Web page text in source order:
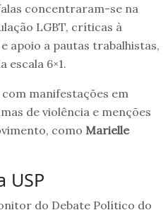
concentraram-se na
LGBT, críticas à
apoio a pautas trabalhistas,
escala 6×1.
manifestações em
de violência e menções
como Marielle
USP
do Debate Político do